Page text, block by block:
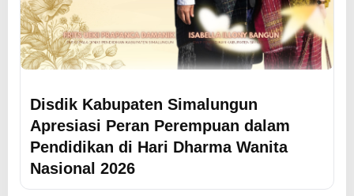
Disdik Kabupaten Simalungun
Apresiasi Peran Perempuan dalam
Pendidikan di Hari Dharma Wanita
Nasional 2026